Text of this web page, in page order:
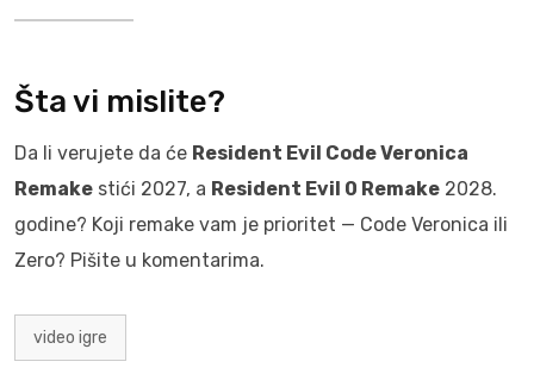
Šta vi mislite?
Da li verujete da će Resident Evil Code Veronica
Remake stići 2027, a Resident Evil 0 Remake 2028.
godine? Koji remake vam je prioritet — Code Veronica ili
Zero? Pišite u komentarima.
video igre